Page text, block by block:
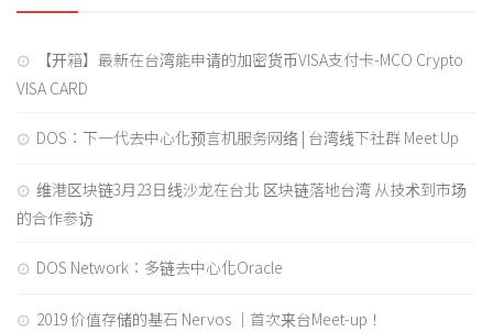
【开箱】最新在台湾能申请的加密货币VISA支付卡-MCO Crypto
VISA CARD
DOS：下一代去中心化预言机服务网络 | 台湾线下社群 Meet Up
维港区块链3月23日线沙龙在台北 区块链落地台湾 从技术到市场
的合作参访
DOS Network：多链去中心化Oracle
2019 价值存储的基石 Nervos ｜首次来台Meet-up！